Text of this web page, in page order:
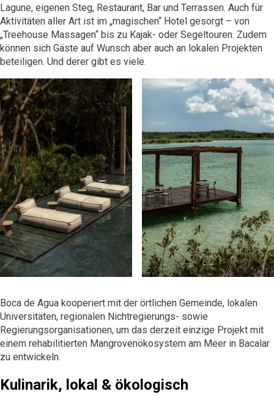
Lagune, eigenen Steg, Restaurant, Bar und Terrassen. Auch für
Aktivitäten aller Art ist im „magischen“ Hotel gesorgt – von
„Treehouse Massagen“ bis zu Kajak- oder Segeltouren. Zudem
können sich Gäste auf Wunsch aber auch an lokalen Projekten
beteiligen. Und derer gibt es viele.
Boca de Agua kooperiert mit der örtlichen Gemeinde, lokalen
Universitäten, regionalen Nichtregierungs- sowie
Regierungsorganisationen, um das derzeit einzige Projekt mit
einem rehabilitierten Mangrovenökosystem am Meer in Bacalar
zu entwickeln.
Kulinarik, lokal & ökologisch